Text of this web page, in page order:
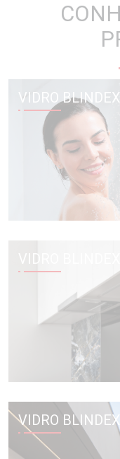
VIDRO
VIDRO
VIDRO